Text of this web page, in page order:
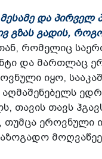
და პირველ
გზას გადის,
რომელიც
და მართლაც
იყო,
თავის თავს
თუმცა ეროვნული